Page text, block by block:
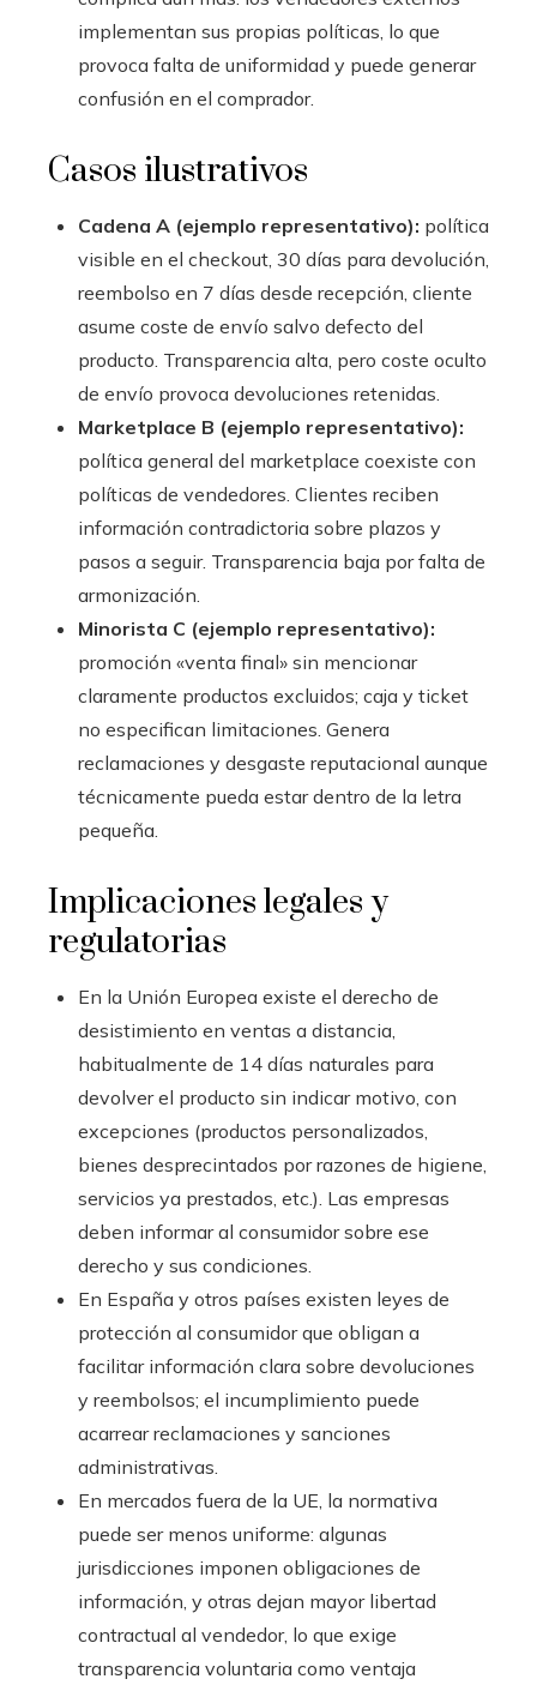
implementan sus propias políticas, lo que
provoca falta de uniformidad y puede generar
confusión en el comprador.
Casos ilustrativos
Cadena A (ejemplo representativo): política
visible en el checkout, 30 días para devolución,
reembolso en 7 días desde recepción, cliente
asume coste de envío salvo defecto del
producto. Transparencia alta, pero coste oculto
de envío provoca devoluciones retenidas.
Marketplace B (ejemplo representativo):
política general del marketplace coexiste con
políticas de vendedores. Clientes reciben
información contradictoria sobre plazos y
pasos a seguir. Transparencia baja por falta de
armonización.
Minorista C (ejemplo representativo):
promoción «venta final» sin mencionar
claramente productos excluidos; caja y ticket
no especifican limitaciones. Genera
reclamaciones y desgaste reputacional aunque
técnicamente pueda estar dentro de la letra
pequeña.
Implicaciones legales y
regulatorias
En la Unión Europea existe el derecho de
desistimiento en ventas a distancia,
habitualmente de 14 días naturales para
devolver el producto sin indicar motivo, con
excepciones (productos personalizados,
bienes desprecintados por razones de higiene,
servicios ya prestados, etc.). Las empresas
deben informar al consumidor sobre ese
derecho y sus condiciones.
En España y otros países existen leyes de
protección al consumidor que obligan a
facilitar información clara sobre devoluciones
y reembolsos; el incumplimiento puede
acarrear reclamaciones y sanciones
administrativas.
En mercados fuera de la UE, la normativa
puede ser menos uniforme: algunas
jurisdicciones imponen obligaciones de
información, y otras dejan mayor libertad
contractual al vendedor, lo que exige
transparencia voluntaria como ventaja